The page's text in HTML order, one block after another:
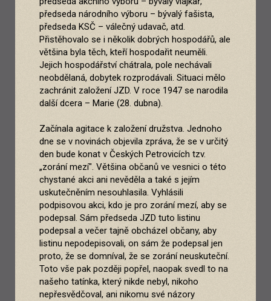
předseda národního výboru – bývalý fašista,
předseda KSČ – válečný udavač, atd.
Přistěhovalo se i několik dobrých hospodářů, ale
většina byla těch, kteří hospodařit neuměli.
Jejich hospodářství chátrala, pole nechávali
neobdělaná, dobytek rozprodávali. Situaci mělo
zachránit založení JZD. V roce 1947 se narodila
další dcera – Marie (28. dubna).
Začínala agitace k založení družstva. Jednoho
dne se v novinách objevila zpráva, že se v určitý
den bude konat v Českých Petrovicích tzv.
„zorání mezí". Většina občanů ve vesnici o této
chystané akci ani nevěděla a také s jejím
uskutečněním nesouhlasila. Vyhlásili
podpisovou akci, kdo je pro zorání mezí, aby se
podepsal. Sám předseda JZD tuto listinu
podepsal a večer tajně obcházel občany, aby
listinu nepodepisovali, on sám že podepsal jen
proto, že se domníval, že se zorání neuskuteční.
Toto vše pak později popřel, naopak svedl to na
našeho tatínka, který nikde nebyl, nikoho
nepřesvědčoval, ani nikomu své názory